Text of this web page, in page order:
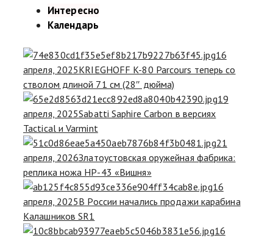
Интересно
Календарь
16
апреля, 2025KRIEGHOFF K-80 Parcours теперь со
стволом длиной 71 см (28″ дюйма)
19
апреля, 2025Sabatti Saphire Carbon в версиях
Tactical и Varmint
21
апреля, 2026Златоустовская оружейная фабрика:
реплика ножа НР-43 «Вишня»
16
апреля, 2025В России начались продажи карабина
Калашников SR1
16